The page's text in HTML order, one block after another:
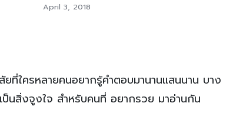
April 3, 2018
ใครหลายคนอยากรู้คำตอบมานานแสนนาน บาง
นสิ่งจูงใจ สำหรับคนที่ อยากรวย มาอ่านกัน